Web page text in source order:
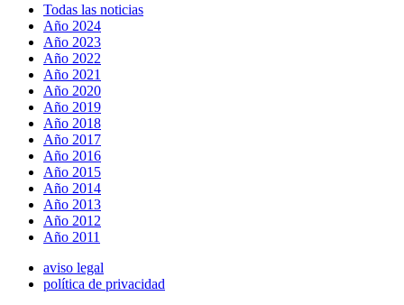
Todas las noticias
Año 2024
Año 2023
Año 2022
Año 2021
Año 2020
Año 2019
Año 2018
Año 2017
Año 2016
Año 2015
Año 2014
Año 2013
Año 2012
Año 2011
aviso legal
política de privacidad